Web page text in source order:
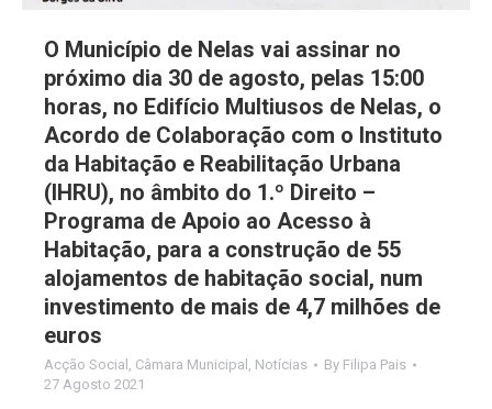
O Município de Nelas vai assinar no
próximo dia 30 de agosto, pelas 15:00
horas, no Edifício Multiusos de Nelas, o
Acordo de Colaboração com o Instituto
da Habitação e Reabilitação Urbana
(IHRU), no âmbito do 1.º Direito –
Programa de Apoio ao Acesso à
Habitação, para a construção de 55
alojamentos de habitação social, num
investimento de mais de 4,7 milhões de
euros
Acção Social , Câmara Municipal , Notícias By Filipa Pais
27 Agosto 2021